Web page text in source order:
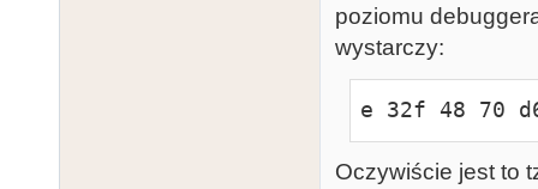
poziomu
wystarczy:
e 32f 48 70
Oczywiście jest to